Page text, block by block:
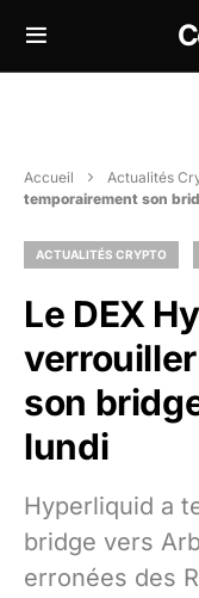
Accueil Actualités
temporairement son
ACTUALITÉS CRYPTO
Le DEX
son
lundi
Hyperliquid a
bridge vers
erronées des